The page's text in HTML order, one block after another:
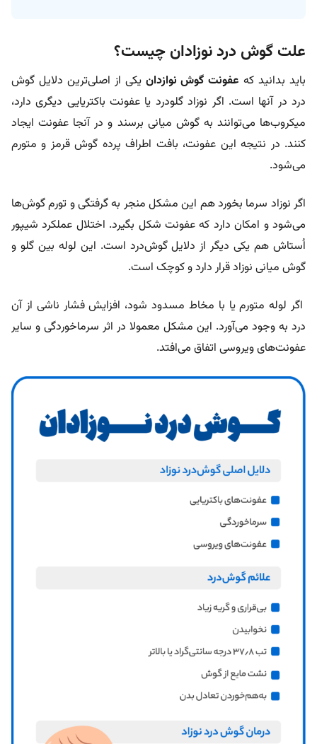
علت گوش درد نوزادان چیست؟
باید بدانید که عفونت گوش نوازدان یکی از اصلی‌ترین دلایل گوش
درد در آنها است. اگر نوزاد گلودرد یا عفونت باکتریایی دیگری دارد،
میکروب‌ها می‌توانند به گوش میانی برسند و در آنجا عفونت ایجاد
کنند. در نتیجه این عفونت، بافت اطراف پرده گوش قرمز و متورم
می‌شود.
اگر نوزاد سرما بخورد هم این مشکل منجر به گرفتگی و تورم گوش‌ها
می‌شود و امکان دارد که عفونت شکل بگیرد. اختلال عملکرد شیپور
اُستاش هم یکی دیگر از دلایل گوش‌درد است. این لوله بین گلو و
گوش میانی نوزاد قرار دارد و کوچک است.
اگر لوله متورم یا با مخاط مسدود شود، افزایش فشار ناشی از آن
درد به وجود می‌آورد. این مشکل معمولا در اثر سرماخوردگی و سایر
عفونت‌های ویروسی اتفاق می‌افتد.